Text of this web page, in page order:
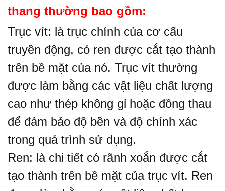
thang thường bao gồm:
Trục vít: là trục chính của cơ cấu
truyền động, có ren được cắt tạo thành
trên bề mặt của nó. Trục vít thường
được làm bằng các vật liệu chất lượng
cao như thép không gỉ hoặc đồng thau
để đảm bảo độ bền và độ chính xác
trong quá trình sử dụng.
Ren: là chi tiết có rãnh xoắn được cắt
tạo thành trên bề mặt của trục vít. Ren